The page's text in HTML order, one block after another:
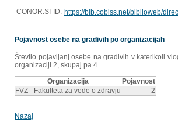
CONOR.SI-ID: https://bib.cobiss.net/biblioweb/
Pojavnost osebe na gradivih po organizacijah
Število pojavljanj osebe na gradivih v katerikoli
organizaciji 2, skupaj pa 4.
Organizacija
Pojavnost
FVZ - Fakulteta za vede o zdravju
2
Nazaj